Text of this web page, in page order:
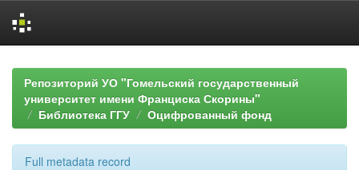
navigationРепозиторий УО "Гомельский государственный
университет имени Франциска Скорины"
Библиотека ГГУ
Оцифрованный фонд
Full metadata record